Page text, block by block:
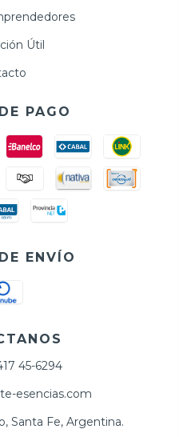
Útil
PAGO
ENVÍO
45-6294
esencias.com
Santa Fe, Argentina.